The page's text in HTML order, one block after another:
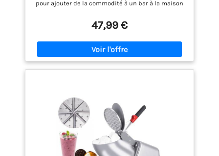
pour ajouter de la commodité à un bar à la maison
servir des boissons glacées et des daiquiris de rêve.
AGITATEUR INTÉGRÉ - Il est constamment agité par
l'agitateur automatique, ce qui empêche le blocage
de la glace, et si vous ajoutez du jus de fruit, de
l'alcool ou du sirop au pichet, vos boissons seront
également remuées. FONCTIONNEMENT À 3 VITESSES
grandes quantités de glace pilée en un court laps
de temps. Choisissez entre une glace finement ou
grossièrement rasée en tournant simplement le
cadran sur la machine. FACILE À NETTOYER - Le
broyeur à glace électrique a des pièces amovibles
pour faciliter le nettoyage - et toutes les pièces sont
sans BPA pour votre tranquillité d'esprit. IDÉE
47,99 €